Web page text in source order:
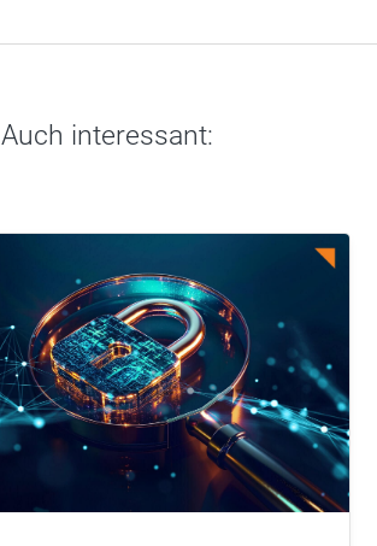
Auch interessant: